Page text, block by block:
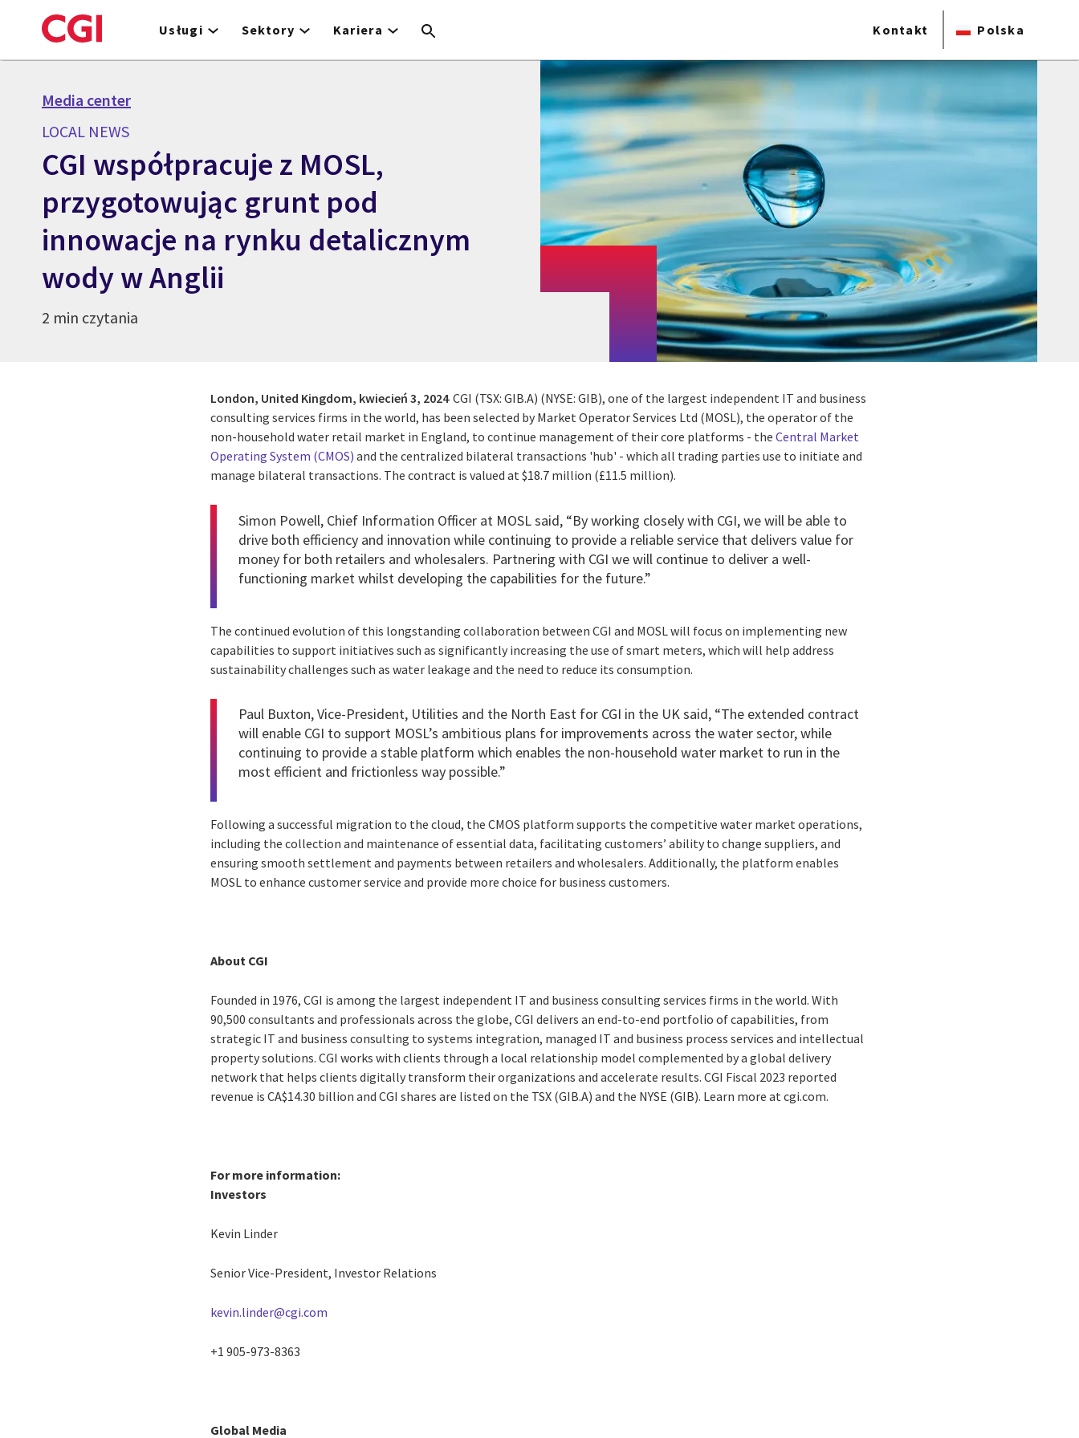
to
Usługi Sektory Kariera Kontakt Polska
Media center
LOCAL NEWS
CGI współpracuje z MOSL,
przygotowując grunt pod
innowacje na rynku detalicznym
wody w Anglii
2 min czytania
London, United Kingdom, kwiecień 3, 2024 CGI (TSX: GIB.A) (NYSE: GIB), one of the largest independent IT and business
consulting services firms in the world, has been selected by Market Operator Services Ltd (MOSL), the operator of the
non-household water retail market in England, to continue management of their core platforms - theCentral Market
Operating System (CMOS) and the centralized bilateral transactions 'hub' - which all trading parties use to initiate and
manage bilateral transactions. The contract is valued at $18.7 million (£11.5 million).
Simon Powell, Chief Information Officer at MOSL said, “By working closely with CGI, we will be able to
drive both efficiency and innovation while continuing to provide a reliable service that delivers value for
money for both retailers and wholesalers. Partnering with CGI we will continue to deliver a well-
functioning market whilst developing the capabilities for the future.”
The continued evolution of this longstanding collaboration between CGI and MOSL will focus on implementing new
capabilities to support initiatives such as significantly increasing the use of smart meters, which will help address
sustainability challenges such as water leakage and the need to reduce its consumption.
Paul Buxton, Vice-President, Utilities and the North East for CGI in the UK said, “The extended contract
will enable CGI to support MOSL’s ambitious plans for improvements across the water sector, while
continuing to provide a stable platform which enables the non-household water market to run in the
most efficient and frictionless way possible.”
Following a successful migration to the cloud, the CMOS platform supports the competitive water market operations,
including the collection and maintenance of essential data, facilitating customers’ ability to change suppliers, and
ensuring smooth settlement and payments between retailers and wholesalers. Additionally, the platform enables
MOSL to enhance customer service and provide more choice for business customers.
About CGI
Founded in 1976, CGI is among the largest independent IT and business consulting services firms in the world. With
90,500 consultants and professionals across the globe, CGI delivers an end-to-end portfolio of capabilities, from
strategic IT and business consulting to systems integration, managed IT and business process services and intellectual
property solutions. CGI works with clients through a local relationship model complemented by a global delivery
network that helps clients digitally transform their organizations and accelerate results. CGI Fiscal 2023 reported
revenue is CA$14.30 billion and CGI shares are listed on the TSX (GIB.A) and the NYSE (GIB). Learn more at cgi.com.
For more information:
Investors
Kevin Linder
Senior Vice-President, Investor Relations
kevin.linder@cgi.com
+1 905-973-8363
Global Media